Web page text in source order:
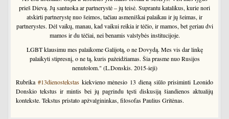
prieš Dievą. Jų santuoka ar partnerystė – jų teisė. Suprantu katalikus, kurie nori
atskirti partnerystę nuo šeimos, tačiau asmeniškai palaikau ir jų šeimas, ir
partnerystes. Dėl vaikų, manau, kad vaikui reikia ir tėčio, ir mamos, bet geriau dvi
mamos ir du tėčiai, nei benamis valstybės institucijoje.
LGBT klausimu mes palaikome Galijotą, o ne Dovydą. Mes vis dar linkę
palaikyti stipresnį, o ne tą, kuris pažeidžiamas. Šia prasme nuo Rusijos
nenutolom." (L.Donskis. 2015-ieji)
Rubrika #13dienostekstaskiekvieno mėnesio 13 dieną siūlo prisiminti Leonido
Donskio tekstus ir mintis bei jų pagrindu tęsti diskusiją šiandienos aktualijų
kontekste. Tekstus pristato apžvalgininkas, filosofas Paulius Gritėnas.